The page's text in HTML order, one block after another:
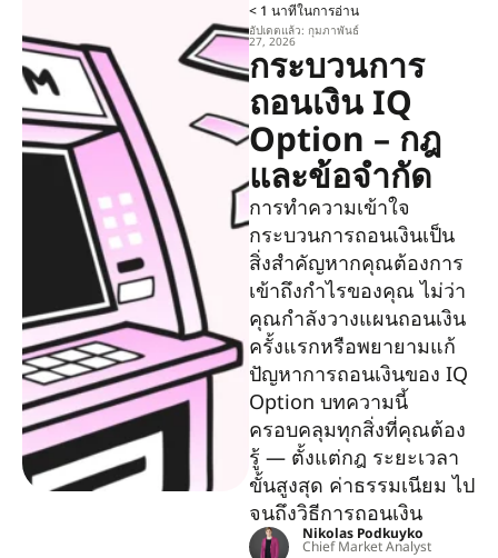
< 1 นาทีในการอ่าน
อัปเดตแล้ว: กุมภาพันธ์
27, 2026
กระบวนการ
ถอนเงิน IQ
Option – กฎ
และข้อจำกัด
การทำความเข้าใจ
กระบวนการถอนเงินเป็น
สิ่งสำคัญหากคุณต้องการ
เข้าถึงกำไรของคุณ ไม่ว่า
คุณกำลังวางแผนถอนเงิน
ครั้งแรกหรือพยายามแก้
ปัญหาการถอนเงินของ IQ
Option บทความนี้
ครอบคลุมทุกสิ่งที่คุณต้อง
รู้ — ตั้งแต่กฎ ระยะเวลา
ขั้นสูงสุด ค่าธรรมเนียม ไป
จนถึงวิธีการถอนเงิน
Nikolas Podkuyko
Chief Market Analyst